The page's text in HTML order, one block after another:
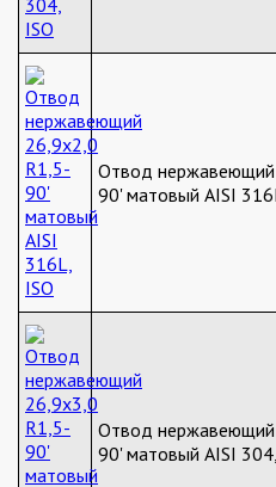
Отвод
90' матовый AISI
Отвод
90' матовый AISI